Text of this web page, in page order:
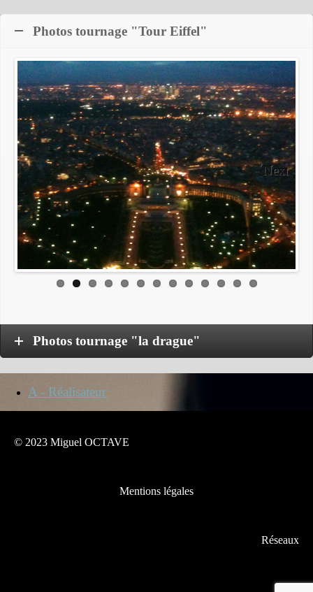
Photos tournage "Tour Eiffel"
Next
Photos tournage "la drague"
A - Réalisateur
© 2023 Miguel OCTAVE
Mentions légales
Réseaux